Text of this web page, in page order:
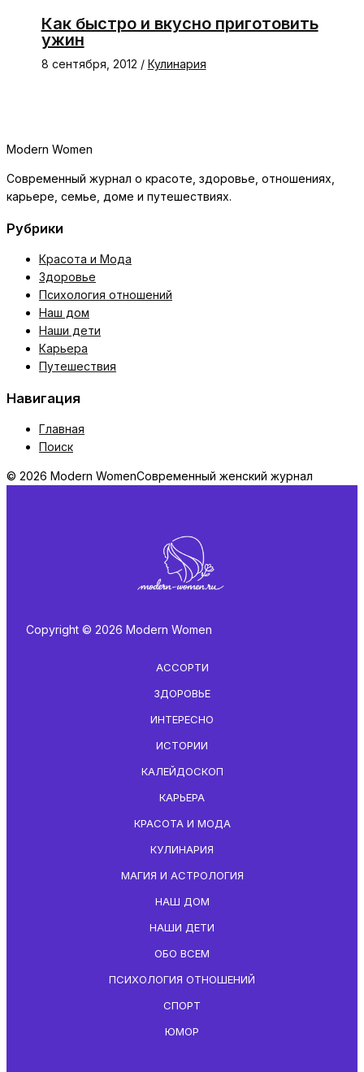
Как быстро и вкусно приготовить
ужин
8 сентября, 2012 / Кулинария
Modern Women
Современный журнал о красоте, здоровье, отношениях,
карьере, семье, доме и путешествиях.
Рубрики
Красота и Мода
Здоровье
Психология отношений
Наш дом
Наши дети
Карьера
Путешествия
Навигация
Главная
Поиск
© 2026 Modern WomenСовременный женский журнал
Copyright © 2026 Modern Women
АССОРТИ
ЗДОРОВЬЕ
ИНТЕРЕСНО
ИСТОРИИ
КАЛЕЙДОСКОП
КАРЬЕРА
КРАСОТА И МОДА
КУЛИНАРИЯ
МАГИЯ И АСТРОЛОГИЯ
НАШ ДОМ
НАШИ ДЕТИ
ОБО ВСЕМ
ПСИХОЛОГИЯ ОТНОШЕНИЙ
СПОРТ
ЮМОР